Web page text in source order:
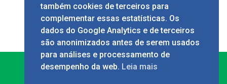
também cookies de terceiros para
complementar essas estatísticas. Os
dados do Google Analytics e de terceiros
são anonimizados antes de serem usados
para análises e processamento de
desempenho da web. Leia mais